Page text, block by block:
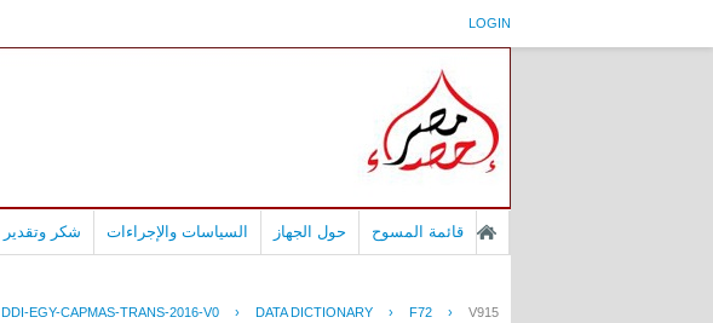
LOGIN
قائمة المسوح حول الجهاز السياسات والإجراءات شكر وتقدير
DDI-EGY-CAPMAS-TRANS-2016-V0 › DATA DICTIONARY › F72 › V915